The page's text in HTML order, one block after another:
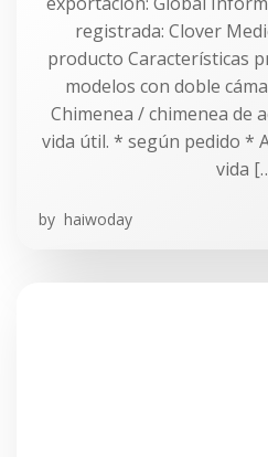
registrada: Clover
producto Características
modelos con doble
Chimenea / chimenea de
vida útil. * según pedido *
vida
by haiwoday